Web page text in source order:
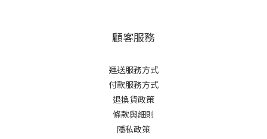
顧客服務
運送服務方式
付款服務方式
退換貨政策
條款與細則
隱私政策